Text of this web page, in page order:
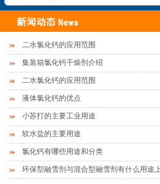
二水氯化钙的应用范围
集装箱氯化钙干燥剂介绍
二水氯化钙的应用范围
液体氯化钙的优点
小苏打的主要工业用途
软水盐的主要用途
氯化钙有哪些用途和分类
环保型融雪剂与混合型融雪剂有什么用途